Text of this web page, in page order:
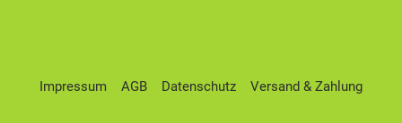
Impressum AGB Datenschutz Versand & Zahlung